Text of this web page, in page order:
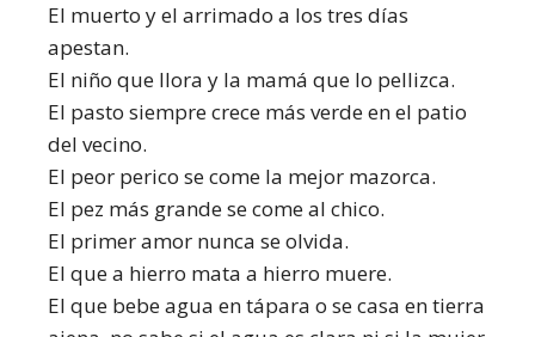
El muerto y el arrimado a los tres días
apestan.
El niño que llora y la mamá que lo pellizca.
El pasto siempre crece más verde en el patio
del vecino.
El peor perico se come la mejor mazorca.
El pez más grande se come al chico.
El primer amor nunca se olvida.
El que a hierro mata a hierro muere.
El que bebe agua en tápara o se casa en tierra